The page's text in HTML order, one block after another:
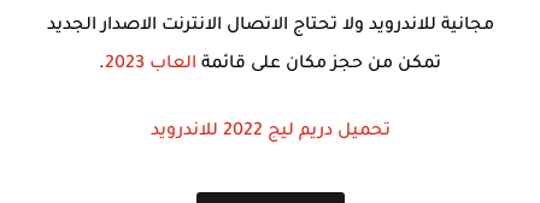
مجانية للاندرويد ولا تحتاج الاتصال الانترنت الاصدار الجديد
تمكن من حجز مكان على قائمة العاب 2023 .
تحميل دريم ليج 2022 للاندرويد